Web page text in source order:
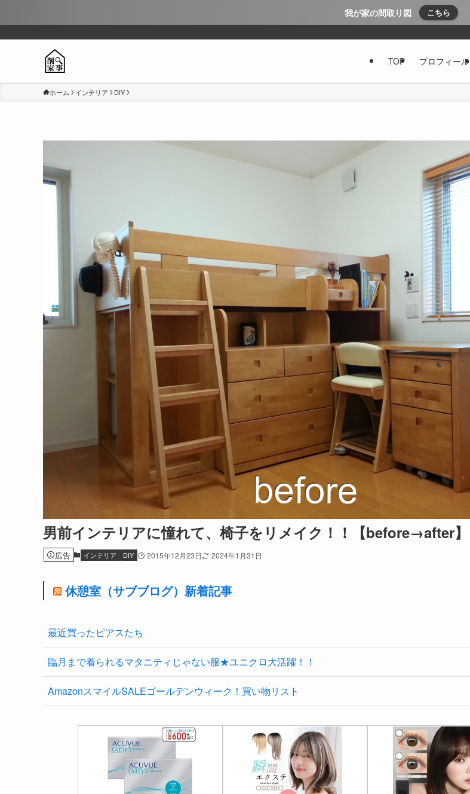
我が家の間取り図 こちら
TOP プロフィール
ホーム インテリア DIY
男前インテリアに憧れて、椅子をリメイク！！【before→after】
広告 インテリア DIY 2015年12月23日 2024年1月31日
休憩室（サブブログ）新着記事
最近買ったピアスたち
臨月まで着られるマタニティじゃない服★ユニクロ大活躍！！
AmazonスマイルSALEゴールデンウィーク！買い物リスト